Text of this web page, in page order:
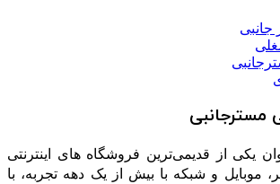
جانبی
مسترجانبی
یکی از قدیمی‌ترین فروشگاه های اینترنتی
موبایل و شبکه با بیش از یک دهه تجربه، با